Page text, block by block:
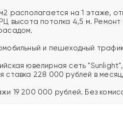
располагается на 1 этаже,
высота потолка 4,5 м.
и пешеходный
ювелирная сеть
ставка 228 000 рублей в
19 200 000 рублей. Без